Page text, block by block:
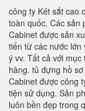
công ty Két sắt cao
toàn quốc. Các sản
Cabinet được sản
tiến từ các nước lớn
ý vv. Tất cả với
hàng. tủ đựng hồ
Cabinet được công
tiện sử dụng. Sản
luôn bền đẹp trong